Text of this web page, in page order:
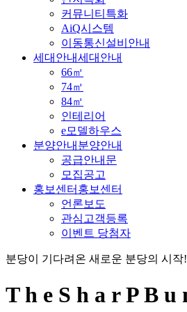
커뮤니티특화
AiQ시스템
이동통신설비안내
세대안내세대안내
66㎡
74㎡
84㎡
인테리어
e모델하우스
분양안내 분양안내
공급안내문
모집공고
홍보센터 홍보센터
언론보도
관심고객등록
이벤트 당첨자
분당이 기다려온 새로운 분당의 시작!
T h e S h a r P B u